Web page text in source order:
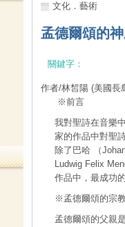
文化．藝術
孟德爾頌的神
關鍵字：
作者/林皙陽 (美國長
※前言
我對聖詩在音樂
家的作品中對聖
除了巴哈 （
Ludwig Felix
作品中，最成功
※孟德爾頌的宗
孟德爾頌的父親